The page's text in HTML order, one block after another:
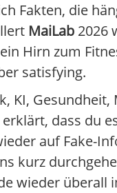
Fakten, die
MaiLab 2026
Hirn zum
satisfying.
KI,
dass du
auf Fake-
kurz
wieder überall